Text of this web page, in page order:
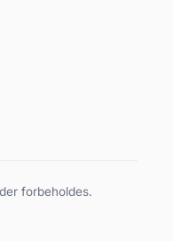
forbeholdes.